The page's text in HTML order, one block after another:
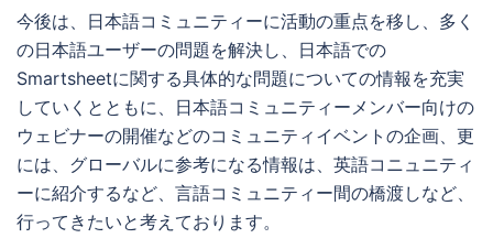
今後は、日本語コミュニティーに活動の重点を移し、多く
の日本語ユーザーの問題を解決し、日本語での
Smartsheetに関する具体的な問題についての情報を充実
していくとともに、日本語コミュニティーメンバー向けの
ウェビナーの開催などのコミュニティイベントの企画、更
には、グローバルに参考になる情報は、英語コニュニティ
ーに紹介するなど、言語コミュニティー間の橋渡しなど、
行ってきたいと考えております。